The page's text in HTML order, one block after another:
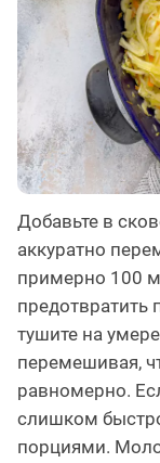
Добавьте в
аккуратно
примерно 100
предотвратить
тушите на
перемешивая,
равномерно.
слишком
порциями.